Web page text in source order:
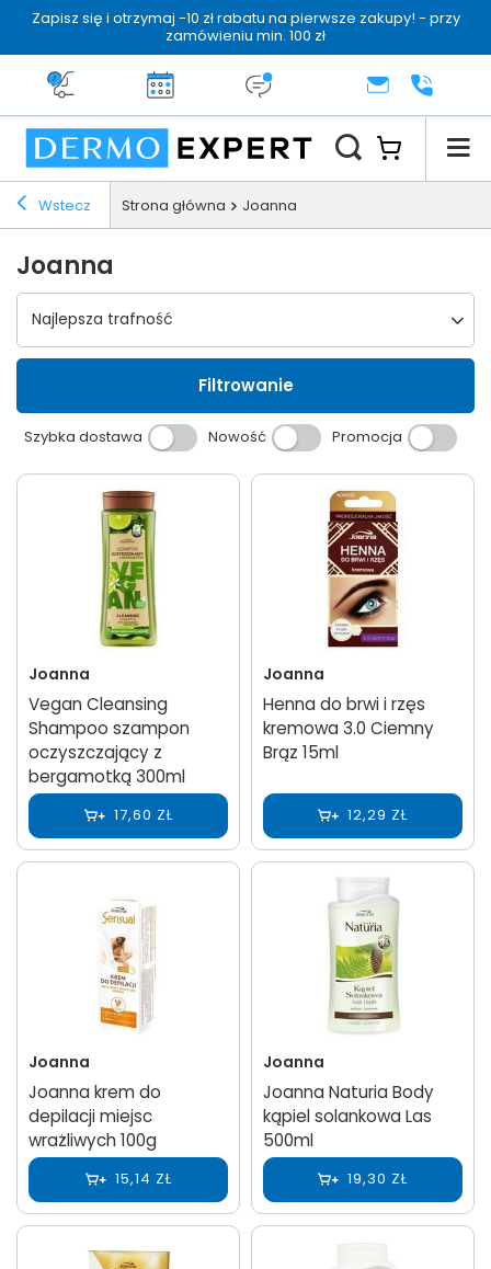
Zapisz się i otrzymaj -10 zł rabatu na pierwsze zakupy! - przy
zamówieniu min. 100 zł
Darmowa dostawa od 199 zł
14 dni na zwrotDermo konsultacjaKONTAKT+48 222
Wstecz Strona główna Joanna
Joanna
Wybierz sortowanie
Najlepsza trafność
Filtrowanie
Szybka dostawa Nowość Promocja
Joanna
Vegan Cleansing
Shampoo szampon
oczyszczający z
bergamotką 300ml
17,60 ZŁ
Joanna
Henna do brwi i rzęs
kremowa 3.0 Ciemny
Brąz 15ml
12,29 ZŁ
Joanna
Joanna krem do
depilacji miejsc
wrażliwych 100g
15,14 ZŁ
Joanna
Joanna Naturia Body
kąpiel solankowa Las
500ml
19,30 ZŁ